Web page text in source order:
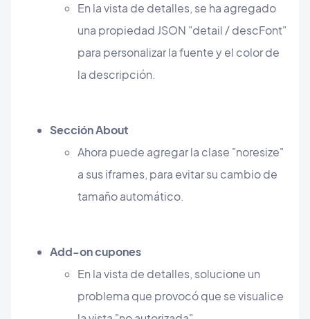
En la vista de detalles, se ha agregado
una propiedad JSON "detail / descFont"
para personalizar la fuente y el color de
la descripción.
Sección About
Ahora puede agregar la clase "noresize"
a sus iframes, para evitar su cambio de
tamaño automático.
Add-on cupones
En la vista de detalles, solucione un
problema que provocó que se visualice